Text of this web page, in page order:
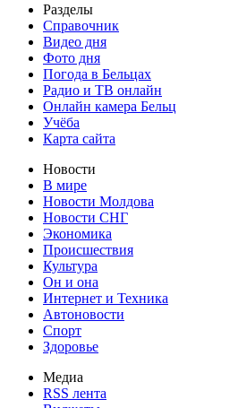
Разделы
Справочник
Видео дня
Фото дня
Погода в Бельцах
Радио и ТВ онлайн
Онлайн камера Бельц
Учёба
Карта сайта
Новости
В мире
Новости Молдова
Новости СНГ
Экономика
Происшествия
Культура
Он и она
Интернет и Техника
Автоновости
Спорт
Здоровье
Медиа
RSS лента